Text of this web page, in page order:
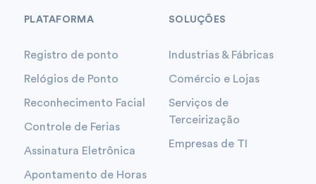
PLATAFORMA
Registro de ponto
Relógios de Ponto
Reconhecimento Facial
Controle de Ferias
Assinatura Eletrônica
Apontamento de Horas
SOLUÇÕES
Industrias & Fábricas
Comércio e Lojas
Serviços de
Terceirização
Empresas de TI